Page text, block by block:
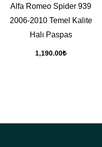
Alfa Romeo Spider 939
2006-2010 Temel Kalite
Halı Paspas
1,190.00₺